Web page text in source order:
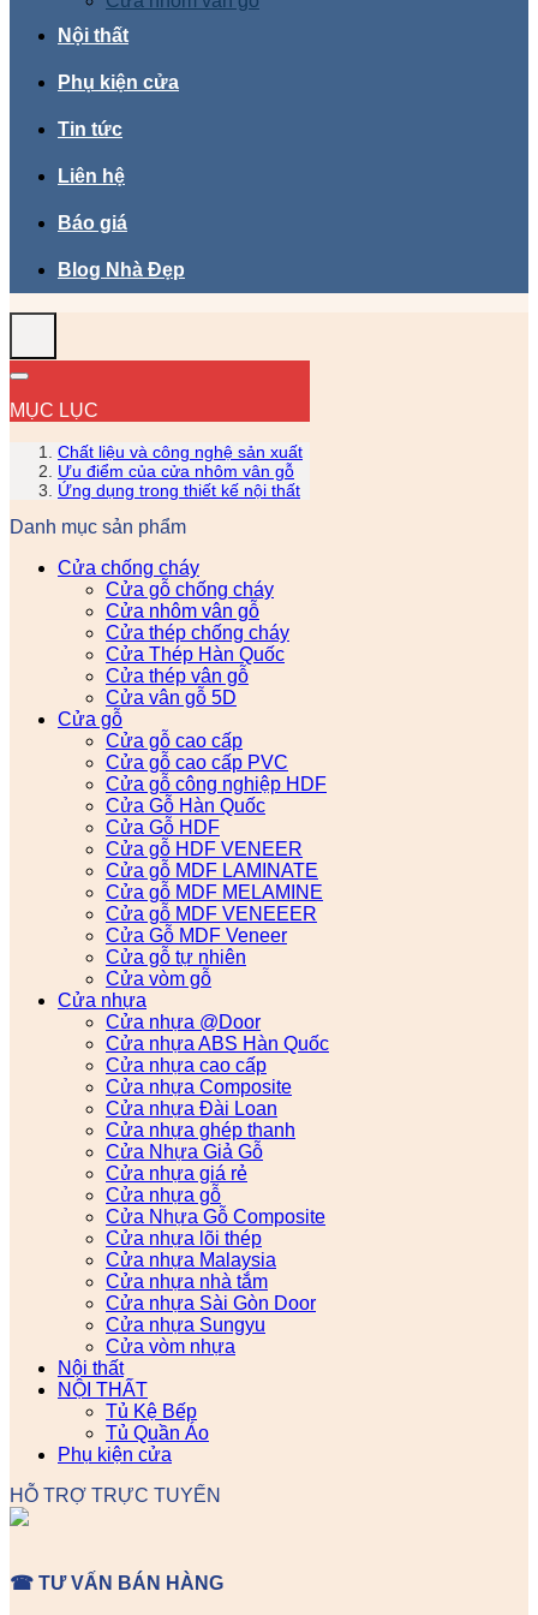
Nội thất
Phụ kiện cửa
Tin tức
Liên hệ
Báo giá
Blog Nhà Đẹp
MỤC LỤC
Chất liệu và công nghệ sản xuất
Ưu điểm của cửa nhôm vân gỗ
Ứng dụng trong thiết kế nội thất
Danh mục sản phẩm
Cửa chống cháy
Cửa gỗ chống cháy
Cửa nhôm vân gỗ
Cửa thép chống cháy
Cửa Thép Hàn Quốc
Cửa thép vân gỗ
Cửa vân gỗ 5D
Cửa gỗ
Cửa gỗ cao cấp
Cửa gỗ cao cấp PVC
Cửa gỗ công nghiệp HDF
Cửa Gỗ Hàn Quốc
Cửa Gỗ HDF
Cửa gỗ HDF VENEER
Cửa gỗ MDF LAMINATE
Cửa gỗ MDF MELAMINE
Cửa gỗ MDF VENEEER
Cửa Gỗ MDF Veneer
Cửa gỗ tự nhiên
Cửa vòm gỗ
Cửa nhựa
Cửa nhựa @Door
Cửa nhựa ABS Hàn Quốc
Cửa nhựa cao cấp
Cửa nhựa Composite
Cửa nhựa Đài Loan
Cửa nhựa ghép thanh
Cửa Nhựa Giả Gỗ
Cửa nhựa giá rẻ
Cửa nhựa gỗ
Cửa Nhựa Gỗ Composite
Cửa nhựa lõi thép
Cửa nhựa Malaysia
Cửa nhựa nhà tắm
Cửa nhựa Sài Gòn Door
Cửa nhựa Sungyu
Cửa vòm nhựa
Nội thất
NỘI THẤT
Tủ Kệ Bếp
Tủ Quần Áo
Phụ kiện cửa
HỖ TRỢ TRỰC TUYẾN
☎ TƯ VẤN BÁN HÀNG